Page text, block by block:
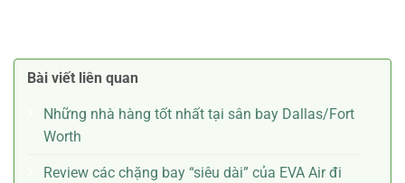
Bài viết liên quan
Những nhà hàng tốt nhất tại sân bay Dallas/Fort
Worth
Review các chặng bay “siêu dài” của EVA Air đi